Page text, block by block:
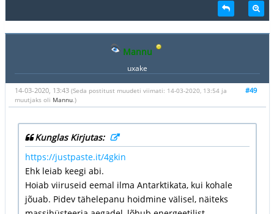
Mannu
uxake
#49
14-03-2020, 13:43 (Seda postitust muudeti viimati: 14-03-2020, 13:54 ja
muutjaks oli Mannu.)
Kunglas Kirjutas:
https://justpaste.it/4gkin
Ehk leiab keegi abi.
Hoiab viiruseid eemal ilma Antarktikata, kui kohale
jõuab. Pidev tähelepanu hoidmine välisel, näiteks